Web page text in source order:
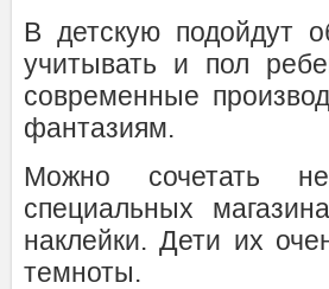
В детскую подойдут
учитывать и пол
современные
фантазиям.
Можно сочетать
специальных
наклейки. Дети их
темноты.